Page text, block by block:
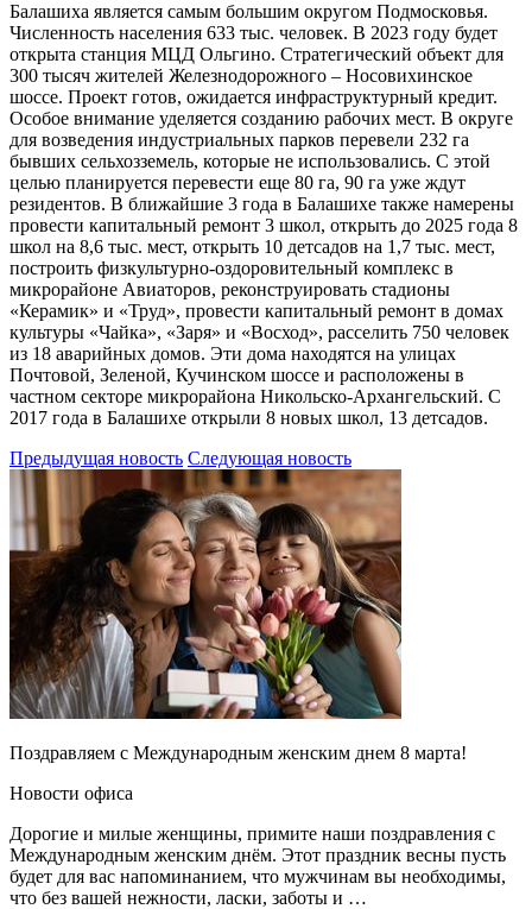
Балашиха является самым большим округом Подмосковья.
Численность населения 633 тыс. человек. В 2023 году будет
открыта станция МЦД Ольгино. Стратегический объект для
300 тысяч жителей Железнодорожного – Носовихинское
шоссе. Проект готов, ожидается инфраструктурный кредит.
Особое внимание уделяется созданию рабочих мест. В округе
для возведения индустриальных парков перевели 232 га
бывших сельхозземель, которые не использовались. С этой
целью планируется перевести еще 80 га, 90 га уже ждут
резидентов. В ближайшие 3 года в Балашихе также намерены
провести капитальный ремонт 3 школ, открыть до 2025 года 8
школ на 8,6 тыс. мест, открыть 10 детсадов на 1,7 тыс. мест,
построить физкультурно-оздоровительный комплекс в
микрорайоне Авиаторов, реконструировать стадионы
«Керамик» и «Труд», провести капитальный ремонт в домах
культуры «Чайка», «Заря» и «Восход», расселить 750 человек
из 18 аварийных домов. Эти дома находятся на улицах
Почтовой, Зеленой, Кучинском шоссе и расположены в
частном секторе микрорайона Никольско-Архангельский. С
2017 года в Балашихе открыли 8 новых школ, 13 детсадов.
Предыдущая новость Следующая новость
Поздравляем с Международным женским днем 8 марта!
Новости офиса
Дорогие и милые женщины, примите наши поздравления с
Международным женским днём. Этот праздник весны пусть
будет для вас напоминанием, что мужчинам вы необходимы,
что без вашей нежности, ласки, заботы и …